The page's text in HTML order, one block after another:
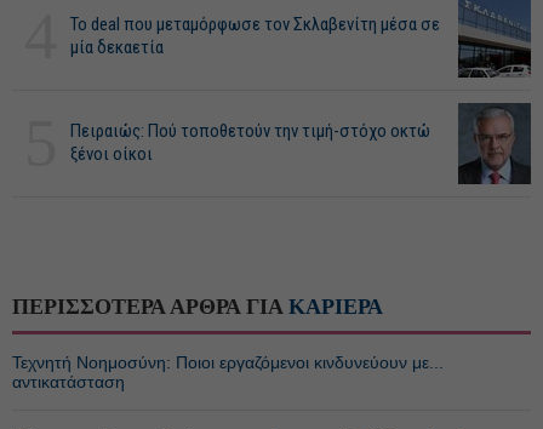
Το deal που μεταμόρφωσε τον Σκλαβενίτη μέσα σε
μία δεκαετία
Πειραιώς: Πού τοποθετούν την τιμή-στόχο οκτώ
ξένοι οίκοι
ΠΕΡΙΣΣΟΤΕΡΑ ΑΡΘΡΑ ΓΙΑ ΚΑΡΙΕΡΑ
Τεχνητή Νοημοσύνη: Ποιοι εργαζόμενοι κινδυνεύουν με...
αντικατάσταση